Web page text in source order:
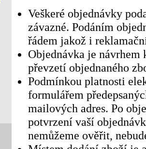
Veškeré objednávky
závazné. Podáním
řádem jakož i
Objednávka je
převzetí objednaného
Podmínkou platnosti
formulářem
mailových adres. Po
potvrzení vaší
nemůžeme ověřit,